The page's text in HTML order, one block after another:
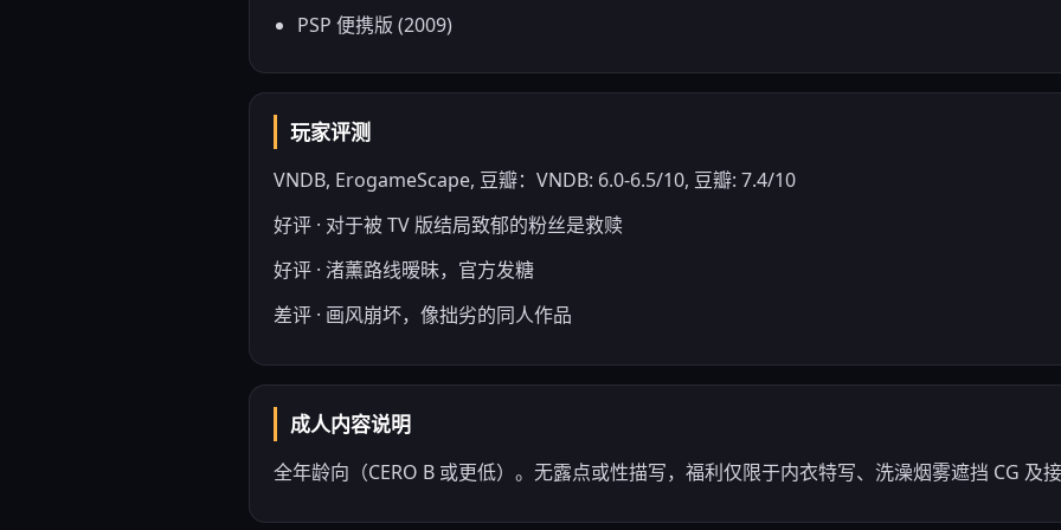
PSP 便携版 (2009)
玩家评测
VNDB, ErogameScape, 豆瓣：VNDB: 6.0-6.5/10, 豆瓣: 7.4/10
好评 · 对于被 TV 版结局致郁的粉丝是救赎
好评 · 渚薰路线暧昧，官方发糖
差评 · 画风崩坏，像拙劣的同人作品
成人内容说明
全年龄向（CERO B 或更低）。无露点或性描写，福利仅限于内衣特写、洗澡烟雾遮挡 CG 及